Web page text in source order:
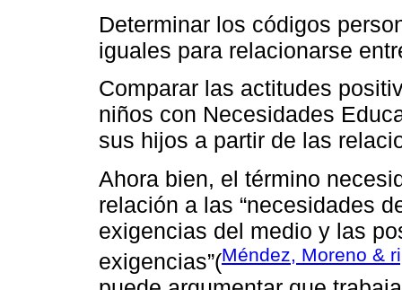
Determinar los códigos
iguales para relacionarse
Comparar las actitudes
niños con Necesidades
sus hijos a partir de las
Ahora bien, el término
relación a las “necesidades
exigencias del medio y las
exigencias”(Méndez, Moreno &